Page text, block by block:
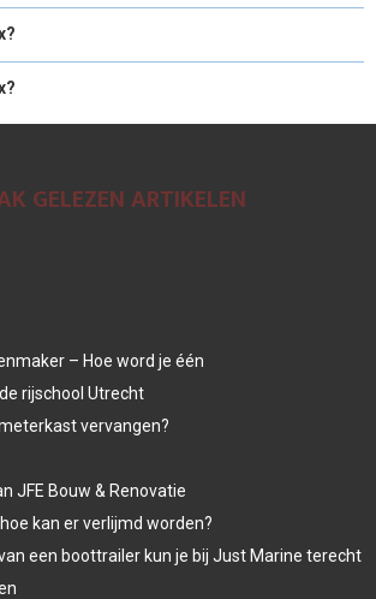
GELEZEN ARTIKELEN
– Hoe word je één
rijschool Utrecht
vervangen?
JFE Bouw & Renovatie
kan er verlijmd worden?
een boottrailer kun je bij Just Marine terecht